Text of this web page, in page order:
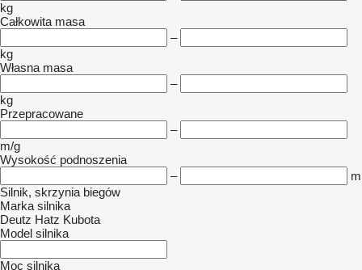
kg
Całkowita masa
–
kg
Własna masa
–
kg
Przepracowane
–
m/g
Wysokość podnoszenia
–
m
Silnik, skrzynia biegów
Marka silnika
Deutz Hatz Kubota
Model silnika
Moc silnika